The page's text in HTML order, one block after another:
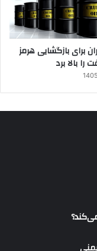
برای بازگشایی هرمز
بالا برد
می‌کند؟